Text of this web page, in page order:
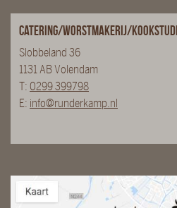
Catering/Worstmakerij/
Slobbeland 36
1131 AB Volendam
T: 0299 399798
E: info@runderkamp.nl